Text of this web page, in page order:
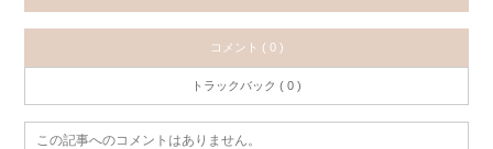
コメント ( 0 )
トラックバック ( 0 )
この記事へのコメントはありません。